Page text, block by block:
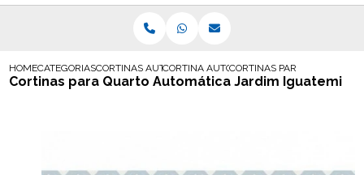
HOMECATEGORIASCORTINAS AUTOMATICASCORTINA AUTOMATICA SOB MEDIDA
CORTINAS PARA QUARTO
Cortinas para Quarto Automática Jardim Iguatemi